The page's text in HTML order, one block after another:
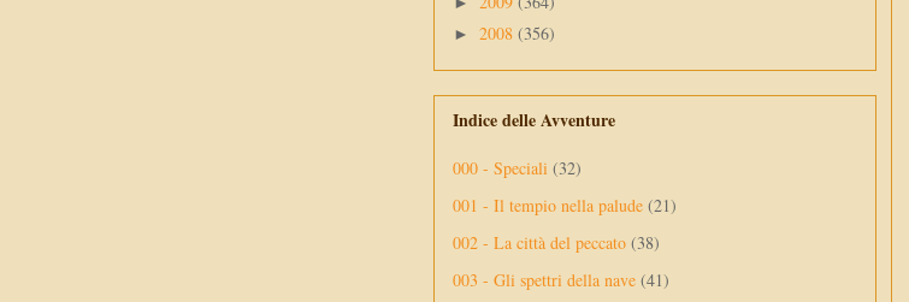
► 2008 (356)
Indice delle Avventure
000 - Speciali (32)
001 - Il tempio nella palude (21)
002 - La città del peccato (38)
003 - Gli spettri della nave (41)